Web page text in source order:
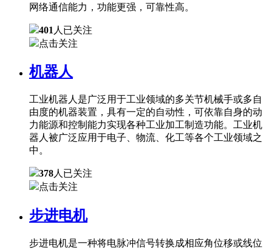
网络通信能力，功能更强，可靠性高。
401 人已关注
点击关注
机器人
工业机器人是广泛用于工业领域的多关节机械手或多自
由度的机器装置，具有一定的自动性，可依靠自身的动
力能源和控制能力实现各种工业加工制造功能。工业机
器人被广泛应用于电子、物流、化工等各个工业领域之
中。
378人已关注
点击关注
步进电机
步进电机是一种将电脉冲信号转换成相应角位移或线位